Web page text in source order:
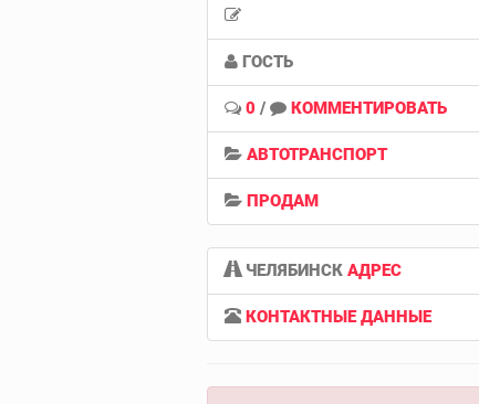
ГОСТЬ
0 / КОММЕНТИРОВАТЬ
АВТОТРАНСПОРТ
ПРОДАМ
ЧЕЛЯБИНСК АДРЕС
КОНТАКТНЫЕ ДАННЫЕ